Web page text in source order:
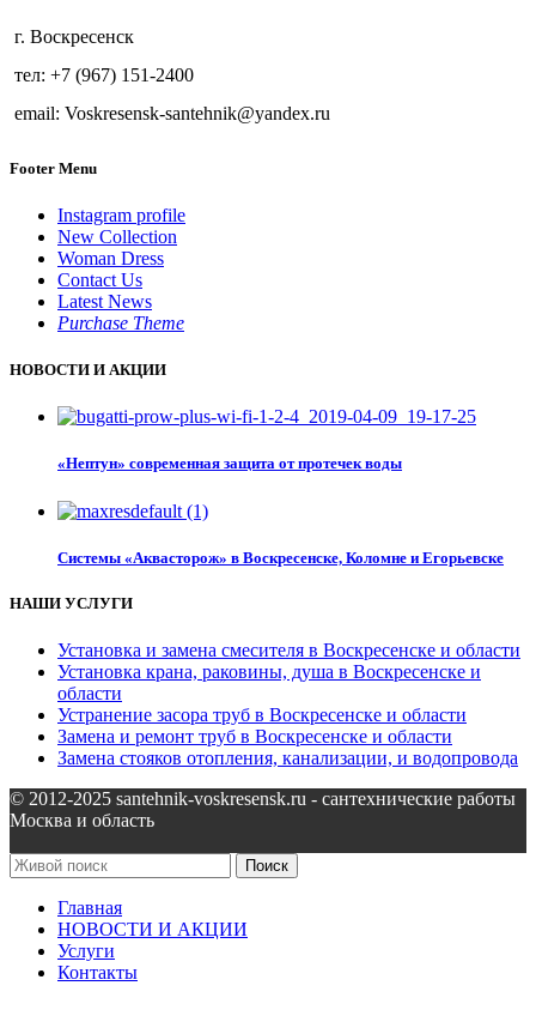
г. Воскресенск
тел: +7 (967) 151-2400
email: Voskresensk-santehnik@yandex.ru
Footer Menu
Instagram profile
New Collection
Woman Dress
Contact Us
Latest News
Purchase Theme
НОВОСТИ И АКЦИИ
«Нептун» современная защита от протечек воды
Системы «Аквасторож» в Воскресенске, Коломне и Егорьевске
НАШИ УСЛУГИ
Установка и замена смесителя в Воскресенске и области
Установка крана, раковины, душа в Воскресенске и
области
Устранение засора труб в Воскресенске и области
Замена и ремонт труб в Воскресенске и области
Замена стояков отопления, канализации, и водопровода
© 2012-2025 santehnik-voskresensk.ru - сантехнические работы
Москва и область
Поиск
Главная
НОВОСТИ И АКЦИИ
Услуги
Контакты